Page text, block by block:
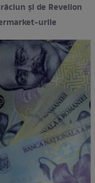
și de Revelion
urile